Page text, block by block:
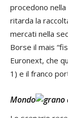
procedono nella
ritarda la
mercati nella
Borse il mais
Euronext, che
1) e il franco
Mondo